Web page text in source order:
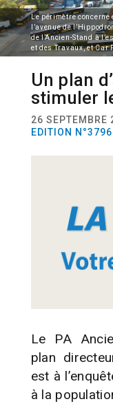
Le périmètre
l’avenue de
de l’Ancien-Stand à
et des Travaux, et Car
Un plan
stimuler
26 SEPTEMBRE
EDITION N°3796
Le PA
plan
est à
à la